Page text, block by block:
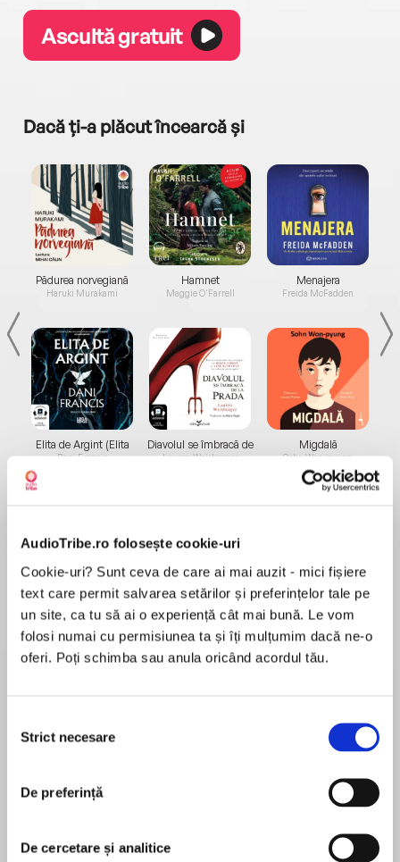
AudioTribe.ro folosește cookie-uri
Cookie-uri? Sunt ceva de care ai mai auzit - mici fișiere
text care permit salvarea setărilor și preferințelor tale pe
un site, ca tu să ai o experiență cât mai bună. Le vom
folosi numai cu permisiunea ta și îți mulțumim dacă ne-o
oferi. Poți schimba sau anula oricând acordul tău.
consimțământului
Strict necesare
De preferință
De cercetare și analitice
Ascultă gratuit
Dacă ți-a plăcut încearcă și
Pădurea norvegiană
Haruki Murakami
Elita de Argint (Elita
de...
Dani Francis
Hamnet
Maggie O'Farrell
Diavolul se îmbracă de
la...
Lauren Weisberger
Menajera
Freida McFadden
Migdală
Sohn Won-pyung
Nine of the bard’s most tragic plays, from
Hamlet to Romeo and Juliet, abridged and
novelised for young listeners. Hours of audio fun
to keep children entertained while on the move!
Introduce your children to the world of
stories, written especially for children. Filled
with atmospheric sound effects, your children
classic stories!
pentru această carte
William Shakespeare is widely regarded as the